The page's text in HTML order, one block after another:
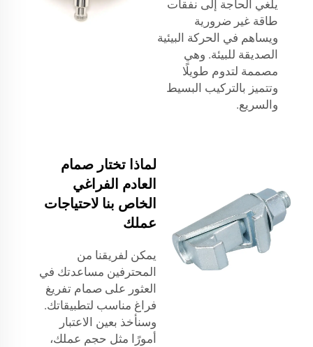
يلغي الحاجة إلى نفقات
طاقة غير ضرورية
ويساهم في الحركة البيئية
الصديقة للبيئة. وهي
مصممة لتدوم طويلًا
وتتميز بالتركيب البسيط
والسريع.
لماذا تختار صمام
العادم الفراغي
الخاص بنا لاحتياجات
عملك
يمكن لفريقنا من
المحترفين مساعدتك في
العثور على صمام تفريغ
فراغ مناسب لتطبيقاتك.
وسنأخذ بعين الاعتبار
أمورًا مثل حجم عملك،